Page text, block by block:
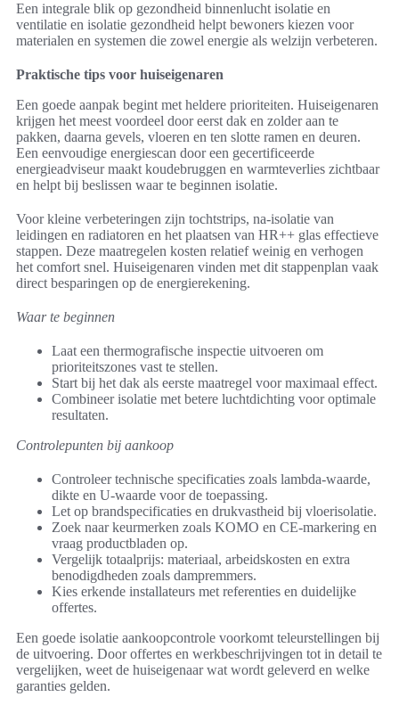
Een integrale blik op gezondheid binnenlucht isolatie en
ventilatie en isolatie gezondheid helpt bewoners kiezen voor
materialen en systemen die zowel energie als welzijn verbeteren.
Praktische tips voor huiseigenaren
Een goede aanpak begint met heldere prioriteiten. Huiseigenaren
krijgen het meest voordeel door eerst dak en zolder aan te
pakken, daarna gevels, vloeren en ten slotte ramen en deuren.
Een eenvoudige energiescan door een gecertificeerde
energieadviseur maakt koudebruggen en warmteverlies zichtbaar
en helpt bij beslissen waar te beginnen isolatie.
Voor kleine verbeteringen zijn tochtstrips, na-isolatie van
leidingen en radiatoren en het plaatsen van HR++ glas effectieve
stappen. Deze maatregelen kosten relatief weinig en verhogen
het comfort snel. Huiseigenaren vinden met dit stappenplan vaak
direct besparingen op de energierekening.
Waar te beginnen
Laat een thermografische inspectie uitvoeren om
prioriteitszones vast te stellen.
Start bij het dak als eerste maatregel voor maximaal effect.
Combineer isolatie met betere luchtdichting voor optimale
resultaten.
Controlepunten bij aankoop
Controleer technische specificaties zoals lambda-waarde,
dikte en U-waarde voor de toepassing.
Let op brandspecificaties en drukvastheid bij vloerisolatie.
Zoek naar keurmerken zoals KOMO en CE-markering en
vraag productbladen op.
Vergelijk totaalprijs: materiaal, arbeidskosten en extra
benodigdheden zoals dampremmers.
Kies erkende installateurs met referenties en duidelijke
offertes.
Een goede isolatie aankoopcontrole voorkomt teleurstellingen bij
de uitvoering. Door offertes en werkbeschrijvingen tot in detail te
vergelijken, weet de huiseigenaar wat wordt geleverd en welke
garanties gelden.